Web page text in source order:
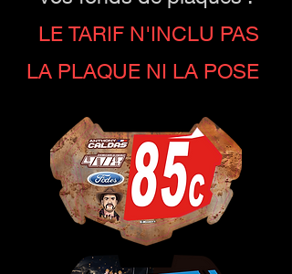
LE TARIF N'INCLU PAS
LA PLAQUE NI LA POSE